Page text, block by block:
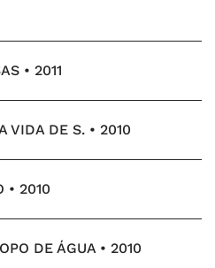
• 2011
VIDA DE S. • 2010
• 2010
DE ÁGUA • 2010